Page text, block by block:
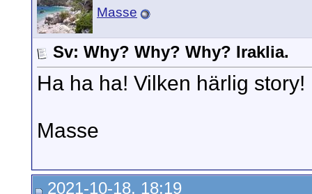
Masse
Sv: Why? Why? Why? Iraklia.
Ha ha ha! Vilken härlig story!
Masse
2021-10-18, 18:19